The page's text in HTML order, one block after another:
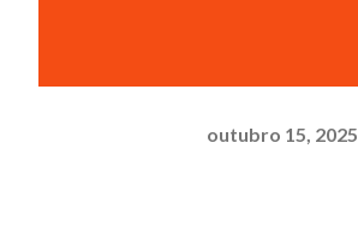
outubro 15, 2025